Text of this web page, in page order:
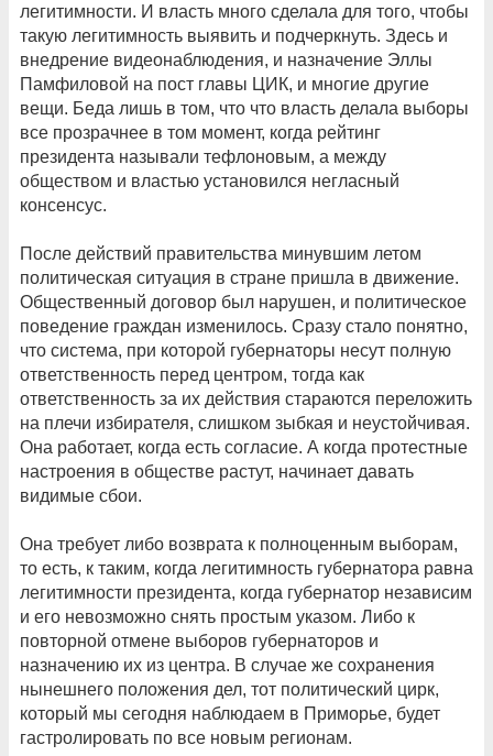
легитимности. И власть много сделала для того, чтобы
такую легитимность выявить и подчеркнуть. Здесь и
внедрение видеонаблюдения, и назначение Эллы
Памфиловой на пост главы ЦИК, и многие другие
вещи. Беда лишь в том, что что власть делала выборы
все прозрачнее в том момент, когда рейтинг
президента называли тефлоновым, а между
обществом и властью установился негласный
консенсус.
После действий правительства минувшим летом
политическая ситуация в стране пришла в движение.
Общественный договор был нарушен, и политическое
поведение граждан изменилось. Сразу стало понятно,
что система, при которой губернаторы несут полную
ответственность перед центром, тогда как
ответственность за их действия стараются переложить
на плечи избирателя, слишком зыбкая и неустойчивая.
Она работает, когда есть согласие. А когда протестные
настроения в обществе растут, начинает давать
видимые сбои.
Она требует либо возврата к полноценным выборам,
то есть, к таким, когда легитимность губернатора равна
легитимности президента, когда губернатор независим
и его невозможно снять простым указом. Либо к
повторной отмене выборов губернаторов и
назначению их из центра. В случае же сохранения
нынешнего положения дел, тот политический цирк,
который мы сегодня наблюдаем в Приморье, будет
гастролировать по все новым регионам.